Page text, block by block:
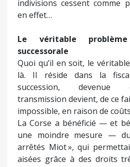
indivisions cessent comme
en effet…
Le véritable
successorale
Quoi qu’il en soit, le
là. Il réside dans la
succession, devenue
transmission devient, de ce
impossible, en raison de
La Corse a bénéficié — et
une moindre mesure —
arrêtés Miot », qui
aisées grâce à des droits